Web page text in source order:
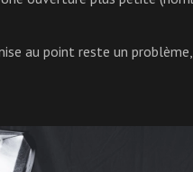
au point reste un problème,